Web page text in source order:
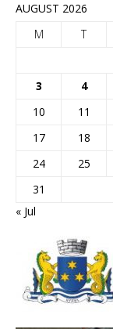
AUGUST 2026
M
T
3
4
10
11
17
18
24
25
31
« Jul